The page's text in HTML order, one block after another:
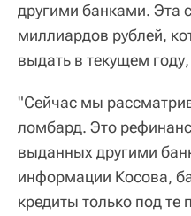
другими банками. Эта
миллиардов рублей,
выдать в текущем
"Сейчас мы
ломбард. Это
выданных другими
информации Косова,
кредиты только под те